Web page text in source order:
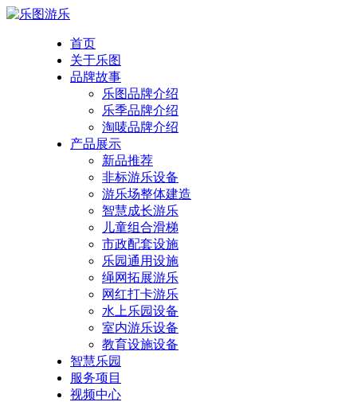
首页
关于乐图
品牌故事
乐图品牌介绍
乐季品牌介绍
淘唛品牌介绍
产品展示
新品推荐
非标游乐设备
游乐场整体建造
智慧成长游乐
儿童组合滑梯
市政配套设施
乐园通用设施
绳网拓展游乐
网红打卡游乐
水上乐园设备
室内游乐设备
教育设施设备
智慧乐园
服务项目
视频中心